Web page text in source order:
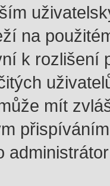
na
k rozlišení
mít